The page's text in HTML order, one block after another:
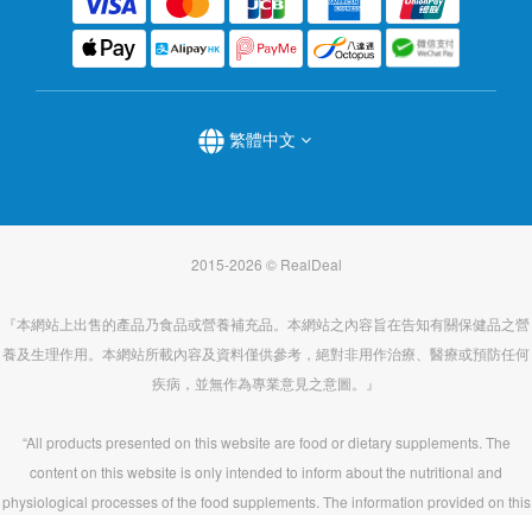
繁體中文
2015-2026 © RealDeal
『本網站上出售的產品乃食品或營養補充品。本網站之內容旨在告知有關保健品之營
養及生理作用。本網站所載內容及資料僅供參考，絕對非用作治療、醫療或預防任何
疾病，並無作為專業意見之意圖。』
“All products presented on this website are food or dietary supplements. The
content on this website is only intended to inform about the nutritional and
physiological processes of the food supplements. The information provided on this